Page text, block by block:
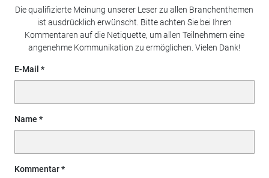
Die qualifizierte Meinung unserer Leser zu allen Branchenthemen
ist ausdrücklich erwünscht. Bitte achten Sie bei Ihren
Kommentaren auf die Netiquette, um allen Teilnehmern eine
angenehme Kommunikation zu ermöglichen. Vielen Dank!
E-Mail
Name
Kommentar